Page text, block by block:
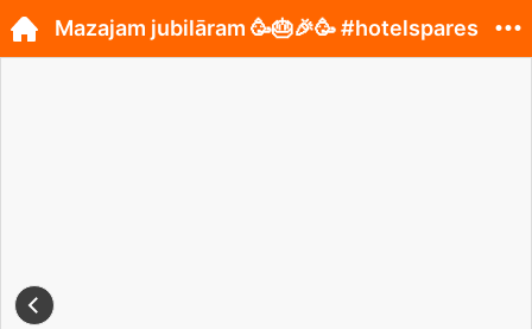
Mazajam jubilāram 🥳🎂🎉🥳 #hotelspares